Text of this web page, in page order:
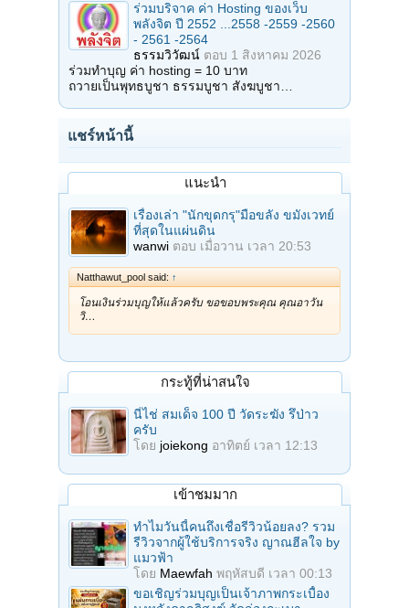
ร่วมบริจาค ค่า Hosting ของเว็บ
พลังจิต ปี 2552 ...2558 -2559 -2560
- 2561 -2564
ธรรมวิวัฒน์ ตอบ 1 สิงหาคม 2026
ร่วมทำบุญ ค่า hosting = 10 บาท
ถวายเป็นพุทธบูชา ธรรมบูชา สังฆบูชา…
แชร์หน้านี้
แนะนำ
เรื่องเล่า "นักขุดกรุ"มือขลัง ขมังเวทย์
ที่สุดในแผ่นดิน
wanwi ตอบ เมื่อวาน เวลา 20:53
Natthawut_pool said: ↑
โอนเงินร่วมบุญให้แล้วครับ ขอขอบพระคุณ คุณอาวัน
วิ…
กระทู้ที่น่าสนใจ
นี่ไช่ สมเด็จ 100 ปี วัดระฆัง รึป่าว
ครับ
โดย joiekong อาทิตย์ เวลา 12:13
เข้าชมมาก
ทำไมวันนี้คนถึงเชื่อรีวิวน้อยลง? รวม
รีวิวจากผู้ใช้บริการจริง ญาณฮีลใจ by
แมวฟ้า
โดย Maewfah พฤหัสบดี เวลา 00:13
ขอเชิญร่วมบุญเป็นเจ้าภาพกระเบื้อง